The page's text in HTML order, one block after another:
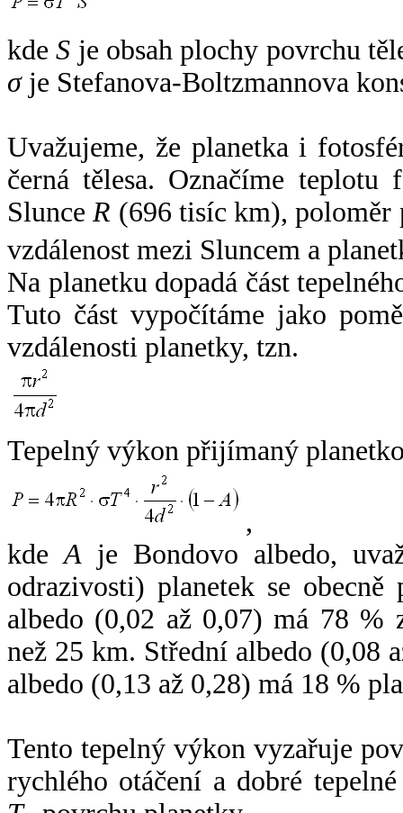
kdeS je obsah plochy povrchu
σje Stefanova-Boltzmannova
Uvažujeme, že planetka i
černá tělesa. Označíme
SlunceR (696 tisíc km),
vzdálenost mezi Sluncem a
Na planetku dopadá část
Tuto část vypočítáme jako
vzdálenosti planetky, tzn.
Tepelný výkon přijímaný
,
kdeA je Bondovo albedo,
odrazivosti) planetek se
albedo (0,02 až 0,07) má 78 %
než 25 km. Střední albedo (0,08
albedo (0,13 až 0,28) má 18 %
Tento tepelný výkon vyzařuje
rychlého otáčení a dobré